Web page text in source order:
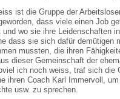
ist die Gruppe der
dass viele einen Job
wo sie ihre Leidenschaften
dass sie sich dafür demütigen
mussten, die ihren
dieser Gemeinschaft der
ich noch weiss, traf sich die
ihren Coach Karl Immervoll,
usw. zu sprechen.